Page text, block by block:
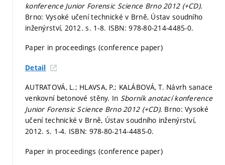
konference Junior Forensic Science Brno 2012 (+CD).
Brno: Vysoké učení technické v Brně, Ústav soudního
inženýrství, 2012.s. 1-8. ISBN: 978-80-214-4485-0.
Paper in proceedings (conference paper)
Detail
AUTRATOVÁ, L.; HLAVSA, P.; KALÁBOVÁ, T. Návrh sanace
venkovní betonové stěny. In Sborník anotací konference
Junior Forensic Science Brno 2012 (+CD). Brno: Vysoké
učení technické v Brně, Ústav soudního inženýrství,
2012. s. 1-4. ISBN: 978-80-214-4485-0.
Paper in proceedings (conference paper)